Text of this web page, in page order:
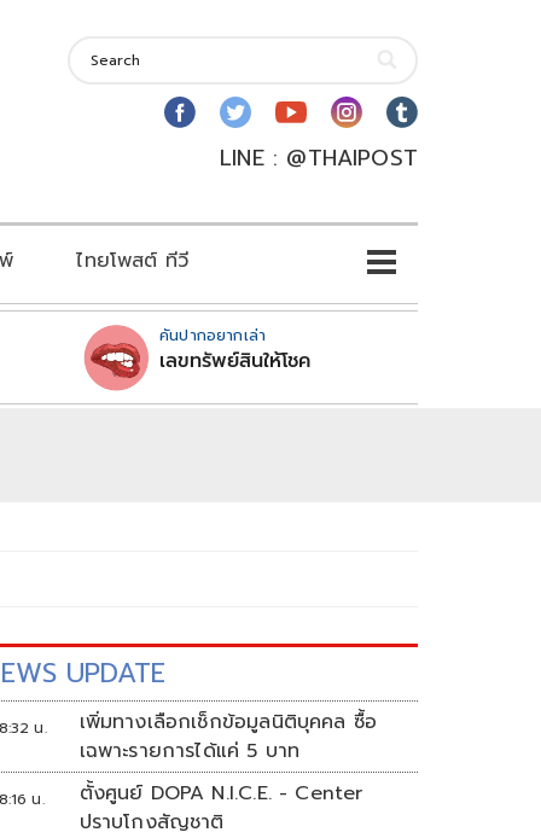
LINE : @THAIPOST
ไทยโพสต์ ทีวี
คันปากอยากเล่า
เลขทรัพย์สินให้โชค
UPDATE
น.
เพิ่มทางเลือกเช็กข้อมูลนิติบุคคล ซื้อ
เฉพาะรายการได้แค่ 5 บาท
น.
ตั้งศูนย์ DOPA N.I.C.E. - Center
ปราบโกงสัญชาติ